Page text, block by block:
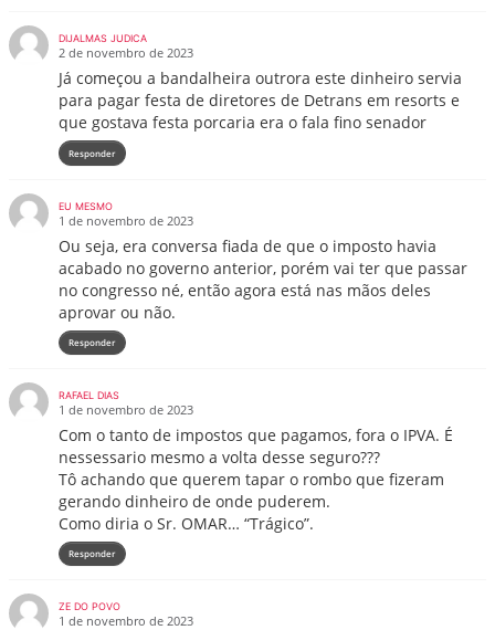
DIJALMAS JUDICA
2 de novembro de 2023
Já começou a bandalheira outrora este dinheiro servia
para pagar festa de diretores de Detrans em resorts e
que gostava festa porcaria era o fala fino senador
Responder
EU MESMO
1 de novembro de 2023
Ou seja, era conversa fiada de que o imposto havia
acabado no governo anterior, porém vai ter que passar
no congresso né, então agora está nas mãos deles
aprovar ou não.
Responder
RAFAEL DIAS
1 de novembro de 2023
Com o tanto de impostos que pagamos, fora o IPVA. É
nessessario mesmo a volta desse seguro???
Tô achando que querem tapar o rombo que fizeram
gerando dinheiro de onde puderem.
Como diria o Sr. OMAR… “Trágico”.
Responder
ZE DO POVO
1 de novembro de 2023